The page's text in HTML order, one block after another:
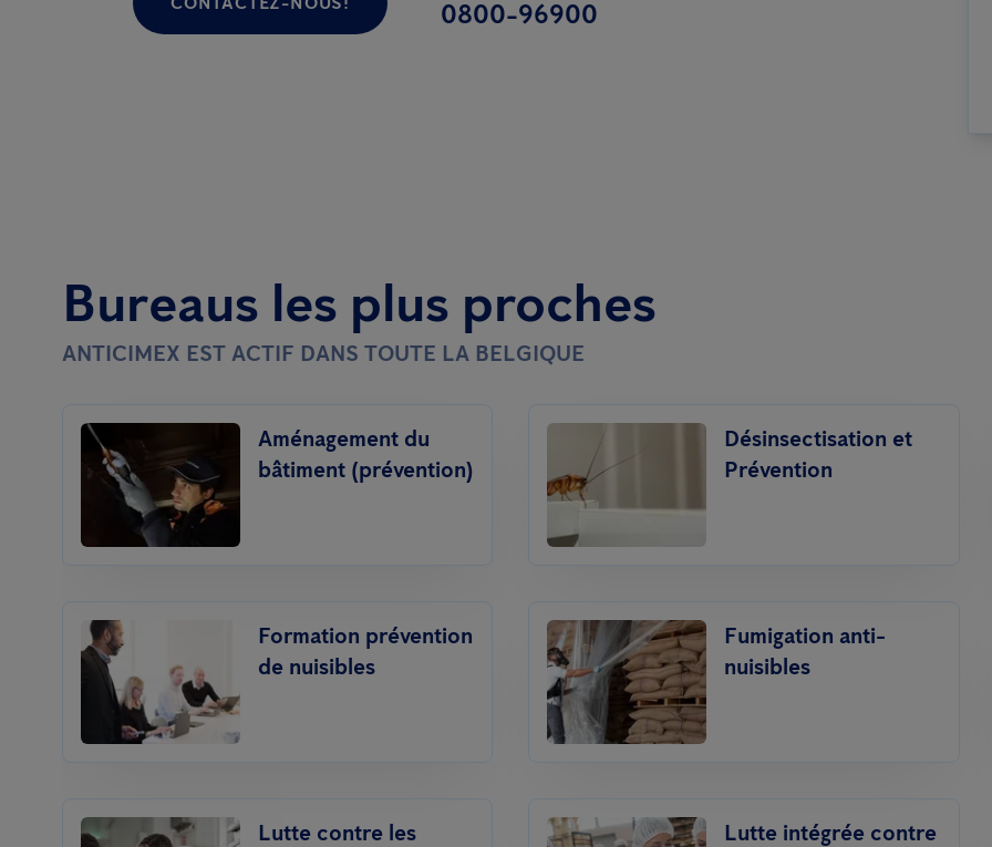
0800-96900
Bureaus les plus proches
ANTICIMEX EST ACTIF DANS TOUTE LA BELGIQUE
Aménagement du
bâtiment (prévention)
Désinsectisation et
Prévention
Formation prévention
de nuisibles
Fumigation anti-
nuisibles
Lutte contre les
Lutte intégrée contre